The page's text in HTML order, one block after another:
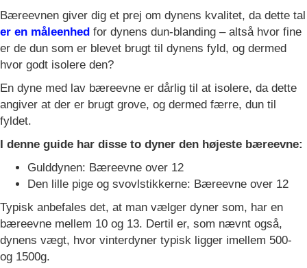
Bæreevnen giver dig et prej om dynens kvalitet, da dette tal
er en måleenhed for dynens dun-blanding – altså hvor fine
er de dun som er blevet brugt til dynens fyld, og dermed
hvor godt isolere den?
En dyne med lav bæreevne er dårlig til at isolere, da dette
angiver at der er brugt grove, og dermed færre, dun til
fyldet.
I denne guide har disse to dyner den højeste bæreevne:
Gulddynen: Bæreevne over 12
Den lille pige og svovlstikkerne: Bæreevne over 12
Typisk anbefales det, at man vælger dyner som, har en
bæreevne mellem 10 og 13. Dertil er, som nævnt også,
dynens vægt, hvor vinterdyner typisk ligger imellem 500-
og 1500g.